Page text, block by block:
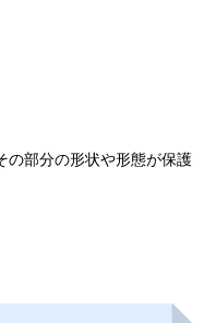
の部分の形状や形態が保護